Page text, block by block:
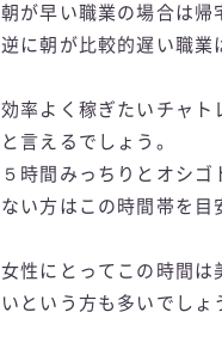
朝が早い職業の場合は帰
逆に朝が比較的遅い職業
効率よく稼ぎたいチャト
と言えるでしょう。
５時間みっちりとオシ
ない方はこの時間帯を目
女性にとってこの時間は
いという方も多いでしょ